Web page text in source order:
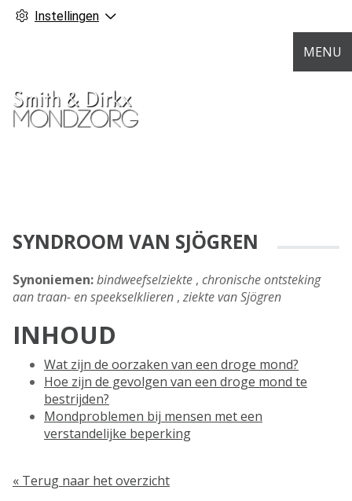
Instellingen
MENU
SYNDROOM VAN SJÖGREN
Synoniemen:bindweefselziekte , chronische ontsteking
aan traan- en speekselklieren , ziekte van Sjögren
INHOUD
Wat zijn de oorzaken van een droge mond?
Hoe zijn de gevolgen van een droge mond te
bestrijden?
Mondproblemen bij mensen met een
verstandelijke beperking
« Terug naar het overzicht